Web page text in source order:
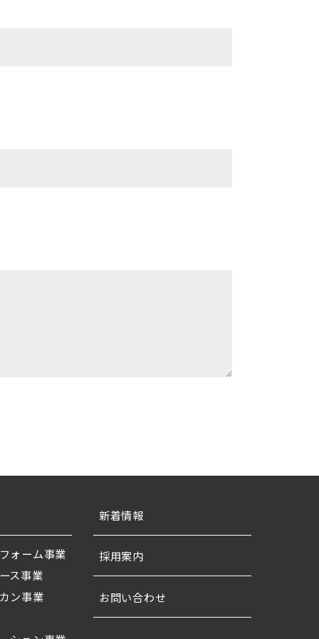
ォーム事業
ス事業
ン事業
新着情報
採用案内
お問い合わせ